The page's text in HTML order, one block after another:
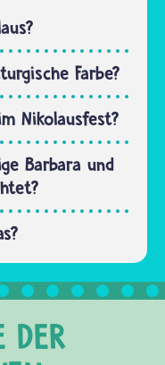
Farbe?
Nikolausfest?
Barbara und